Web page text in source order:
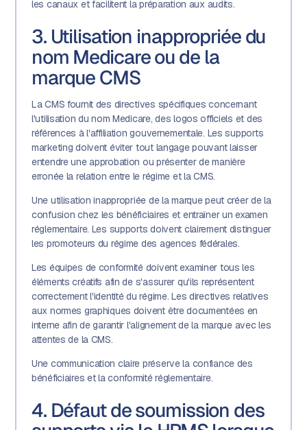
les canaux et facilitent la préparation aux audits.
3. Utilisation inappropriée du
nom Medicare ou de la
marque CMS
La CMS fournit des directives spécifiques concernant
l'utilisation du nom Medicare, des logos officiels et des
références à l'affiliation gouvernementale. Les supports
marketing doivent éviter tout langage pouvant laisser
entendre une approbation ou présenter de manière
erronée la relation entre le régime et la CMS.
Une utilisation inappropriée de la marque peut créer de la
confusion chez les bénéficiaires et entraîner un examen
réglementaire. Les supports doivent clairement distinguer
les promoteurs du régime des agences fédérales.
Les équipes de conformité doivent examiner tous les
éléments créatifs afin de s'assurer qu'ils représentent
correctement l'identité du régime. Les directives relatives
aux normes graphiques doivent être documentées en
interne afin de garantir l'alignement de la marque avec les
attentes de la CMS.
Une communication claire préserve la confiance des
bénéficiaires et la conformité réglementaire.
4. Défaut de soumission des